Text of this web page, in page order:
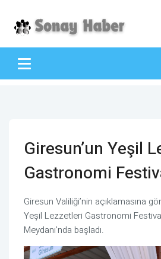
Giresun’un Yeşil
Gastronomi
Giresun Valiliği’nin açıklamasına
Yeşil Lezzetleri Gastronomi
Meydanı’nda başladı.